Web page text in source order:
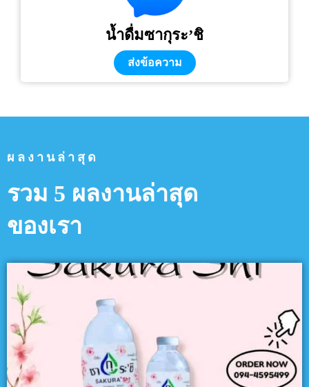
น้ำดื่มซากุระ’ชิ
ส่งข้อความ
ผลงานล่าสุด
รวม 5 ผลงานล่าสุด
ของเรา